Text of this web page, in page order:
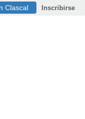
Clascal Inscribirse